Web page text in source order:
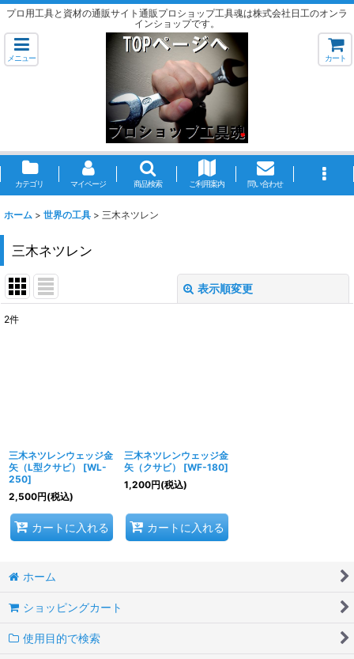
プロ用工具と資材の通販サイト通販プロショップ工具魂は株式会社日工のオンラ
インショップです。
メニュー カート
カテゴリ マイページ 商品検索 ご利用案内 問い合わせ
ホーム > 世界の工具 > 三木ネツレン
三木ネツレン
表示順変更
2件
三木ネツレンウェッジ金
矢（L型クサビ）
[WL-
250]
2,500円(税込)
カートに入れる
三木ネツレンウェッジ金
矢（クサビ）
[WF-180]
1,200円(税込)
カートに入れる
ホーム
ショッピングカート
使用目的で検索